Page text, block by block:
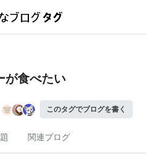
が食べたい
このタグでブログを書く
関連ブログ